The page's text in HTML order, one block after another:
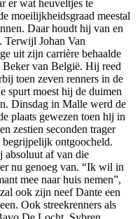
er wat heuveltjes te
moeilijkheidsgraad meestal
Daar houdt hij van en
Terwijl Johan Van
uit zijn carrière behaalde
van België. Hij reed
toen zeven renners in de
spurt moest hij de duimen
Dinsdag in Malle werd de
plaats gewezen toen hij in
zestien seconden trager
begrijpelijk ontgoocheld.
af van die
nu genoeg van. “Ik wil in
mee naar huis nemen”,
ook zijn neef Dante een
Ook streekrenners als